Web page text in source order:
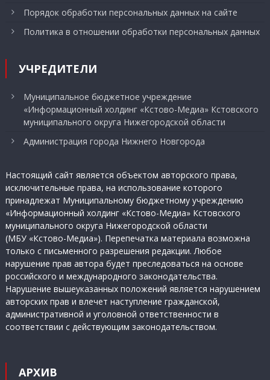
Порядок обработки персональных данных на сайте
Политика в отношении обработки персональных данных
УЧРЕДИТЕЛИ
Муниципальное бюджетное учреждение
«Информационный холдинг «Кстово-Медиа» Кстовского
муниципального округа Нижегородской области
Администрация города Нижнего Новгорода
Настоящий сайт является объектом авторского права,
исключительные права, на использование которого
принадлежат Муниципальному бюджетному учреждению
«Информационный холдинг «Кстово-Медиа» Кстовского
муниципального округа Нижегородской области
(МБУ «Кстово-Медиа»). Перепечатка материала возможна
только с письменного разрешения редакции. Любое
нарушение прав автора будет преследоваться на основе
российского и международного законодательства.
Нарушение вышеуказанных положений является нарушением
авторских прав и влечет наступление гражданской,
административной и уголовной ответственности в
соответствии с действующим законодательством.
АРХИВ